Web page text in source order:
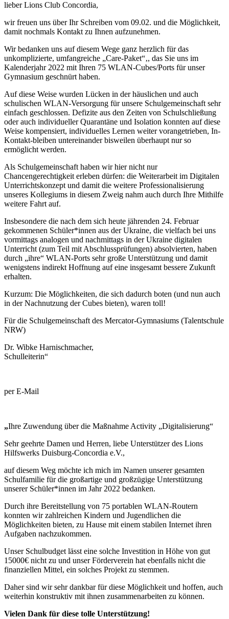
lieber Lions Club Concordia,
wir freuen uns über Ihr Schreiben vom 09.02. und die Möglichkeit,
damit nochmals Kontakt zu Ihnen aufzunehmen.
Wir bedanken uns auf diesem Wege ganz herzlich für das
unkomplizierte, umfangreiche „Care-Paket“‚, das Sie uns im
Kalenderjahr 2022 mit Ihren 75 WLAN-Cubes/Ports für unser
Gymnasium geschnürt haben.
Auf diese Weise wurden Lücken in der häuslichen und auch
schulischen WLAN-Versorgung für unsere Schulgemeinschaft sehr
einfach geschlossen. Defizite aus den Zeiten von Schulschließung
oder auch individueller Quarantäne und Isolation konnten auf diese
Weise kompensiert, individuelles Lernen weiter vorangetrieben, In-
Kontakt-bleiben untereinander bisweilen überhaupt nur so
ermöglicht werden.
Als Schulgemeinschaft haben wir hier nicht nur
Chancengerechtigkeit erleben dürfen: die Weiterarbeit im Digitalen
Unterrichtskonzept und damit die weitere Professionalisierung
unseres Kollegiums in diesem Zweig nahm auch durch Ihre Mithilfe
weitere Fahrt auf.
Insbesondere die nach dem sich heute jährenden 24. Februar
gekommenen Schüler*innen aus der Ukraine, die vielfach bei uns
vormittags analogen und nachmittags in der Ukraine digitalen
Unterricht (zum Teil mit Abschlussprüfungen) absolvierten, haben
durch „ihre“ WLAN-Ports sehr große Unterstützung und damit
wenigstens indirekt Hoffnung auf eine insgesamt bessere Zukunft
erhalten.
Kurzum: Die Möglichkeiten, die sich dadurch boten (und nun auch
in der Nachnutzung der Cubes bieten), waren toll!
Für die Schulgemeinschaft des Mercator-Gymnasiums (Talentschule
NRW)
Dr. Wibke Harnischmacher,
Schulleiterin“
per E-Mail
„Ihre Zuwendung über die Maßnahme Activity „Digitalisierung“
Sehr geehrte Damen und Herren, liebe Unterstützer des Lions
Hilfswerks Duisburg-Concordia e.V.,
auf diesem Weg möchte ich mich im Namen unserer gesamten
Schulfamilie für die großartige und großzügige Unterstützung
unserer Schüler*innen im Jahr 2022 bedanken.
Durch ihre Bereitstellung von 75 portablen WLAN-Routern
konnten wir zahlreichen Kindern und Jugendlichen die
Möglichkeiten bieten, zu Hause mit einem stabilen Internet ihren
Aufgaben nachzukommen.
Unser Schulbudget lässt eine solche Investition in Höhe von gut
15000€ nicht zu und unser Förderverein hat ebenfalls nicht die
finanziellen Mittel, ein solches Projekt zu stemmen.
Daher sind wir sehr dankbar für diese Möglichkeit und hoffen, auch
weiterhin konstruktiv mit ihnen zusammenarbeiten zu können.
Vielen Dank für diese tolle Unterstützung!